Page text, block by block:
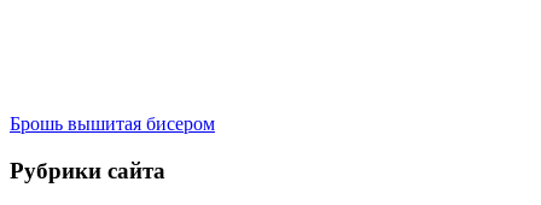
Брошь вышитая бисером
Рубрики сайта